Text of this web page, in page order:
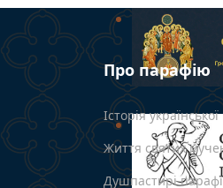
Про парафію
Історія
Життя святих
Душпастирі